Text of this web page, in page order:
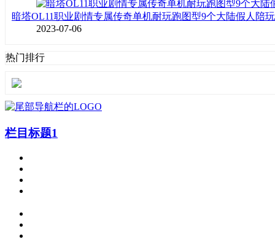
暗塔OL11职业剧情专属传奇单机耐玩跑图型9个大陆假人陪
2023-07-06
热门排行
栏目标题1